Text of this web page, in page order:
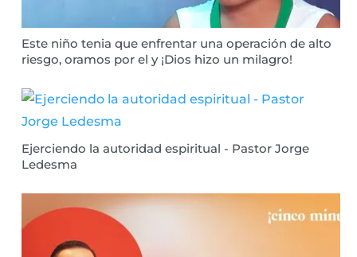
Este niño tenia que enfrentar una operación de alto
riesgo, oramos por el y ¡Dios hizo un milagro!
Ejerciendo la autoridad espiritual - Pastor Jorge
Ledesma